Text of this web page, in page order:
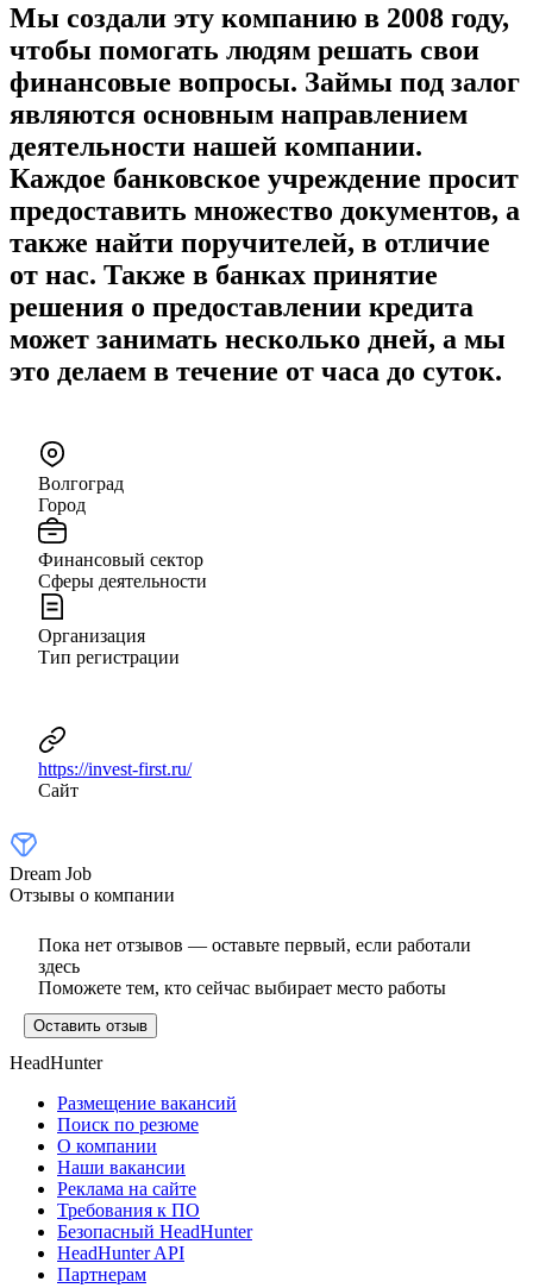
Мы создали эту компанию в 2008 году,
чтобы помогать людям решать свои
финансовые вопросы. Займы под залог
являются основным направлением
деятельности нашей компании.
Каждое банковское учреждение просит
предоставить множество документов, а
также найти поручителей, в отличие
от нас. Также в банках принятие
решения о предоставлении кредита
может занимать несколько дней, а мы
это делаем в течение от часа до суток.
Волгоград
Город
Финансовый сектор
Сферы деятельности
Организация
Тип регистрации
https://invest-first.ru/
Сайт
Dream Job
Отзывы о компании
Пока нет отзывов — оставьте первый, если работали
здесь
Поможете тем, кто сейчас выбирает место работы
Оставить отзыв
HeadHunter
Размещение вакансий
Поиск по резюме
О компании
Наши вакансии
Реклама на сайте
Требования к ПО
Безопасный HeadHunter
HeadHunter API
Партнерам